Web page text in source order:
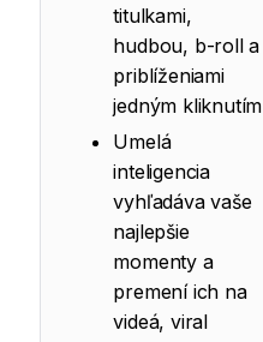
titulkami,
hudbou, b-roll a
priblíženiami
jedným kliknutím
Umelá
inteligencia
vyhľadáva vaše
najlepšie
momenty a
premení ich na
videá, viral